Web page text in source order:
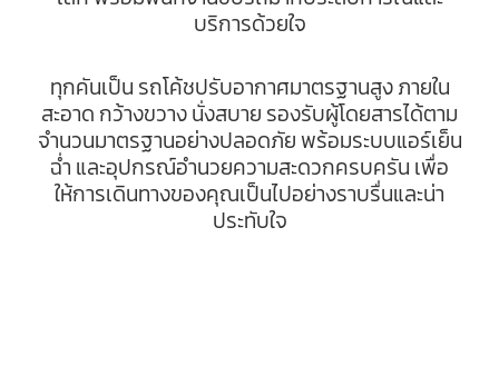
บริการด้วยใจ
ทุกคันเป็น รถโค้ชปรับอากาศมาตรฐานสูง ภายใน
สะอาด กว้างขวาง นั่งสบาย รองรับผู้โดยสารได้ตาม
จำนวนมาตรฐานอย่างปลอดภัย พร้อมระบบแอร์เย็น
ฉ่ำ และอุปกรณ์อำนวยความสะดวกครบครัน เพื่อ
ให้การเดินทางของคุณเป็นไปอย่างราบรื่นและน่า
ประทับใจ